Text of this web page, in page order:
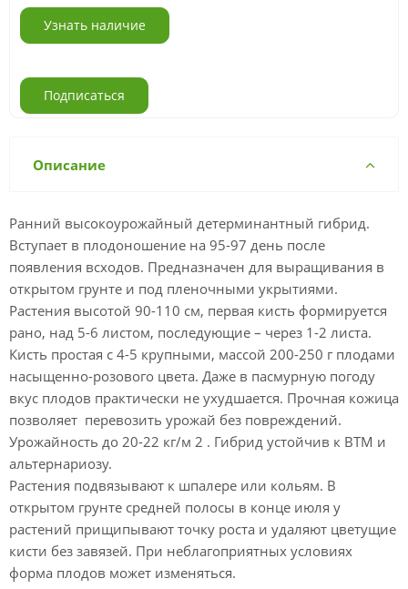
Узнать наличие
Подписаться
Описание
Ранний высокоурожайный детерминантный гибрид.
Вступает в плодоношение на 95-97 день после
появления всходов. Предназначен для выращивания в
открытом грунте и под пленочными укрытиями.
Растения высотой 90-110 см, первая кисть формируется
рано, над 5-6 листом, последующие – через 1-2 листа.
Кисть простая с 4-5 крупными, массой 200-250 г плодами
насыщенно-розового цвета. Даже в пасмурную погоду
вкус плодов практически не ухудшается. Прочная кожица
позволяет перевозить урожай без повреждений.
Урожайность до 20-22 кг/м 2 . Гибрид устойчив к ВТМ и
альтернариозу.
Растения подвязывают к шпалере или кольям. В
открытом грунте средней полосы в конце июля у
растений прищипывают точку роста и удаляют цветущие
кисти без завязей. При неблагоприятных условиях
форма плодов может изменяться.